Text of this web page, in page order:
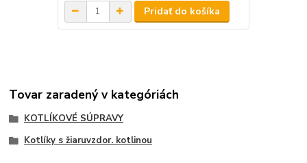
Pridať do košíka
Tovar zaradený v kategóriách
KOTLÍKOVÉ SÚPRAVY
Kotlíky s žiaruvzdor. kotlinou